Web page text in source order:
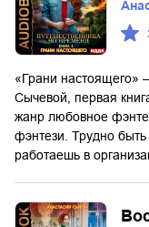
«Грани настоящего»
Сычевой, первая
жанр любовное
фэнтези. Трудно
работаешь в